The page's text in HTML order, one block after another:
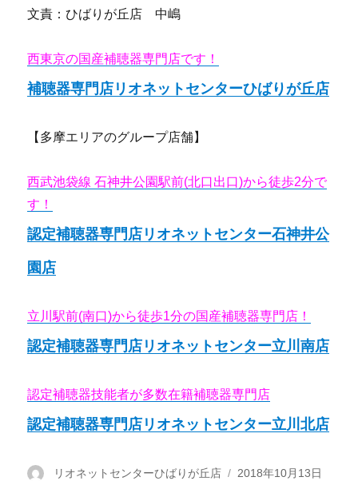
文責：ひばりが丘店 中嶋
西東京の国産補聴器専門店です！
補聴器専門店リオネットセンターひばりが丘店
【多摩エリアのグループ店舗】
西武池袋線 石神井公園駅前(北口出口)から徒歩2分で
す！
認定補聴器専門店リオネットセンター石神井公
園店
立川駅前(南口)から徒歩1分の国産補聴器専門店！
認定補聴器専門店リオネットセンター立川南店
認定補聴器技能者が多数在籍補聴器専門店
認定補聴器専門店リオネットセンター立川北店
投
リオネットセンターひばりが丘店
投
2018年10月13日